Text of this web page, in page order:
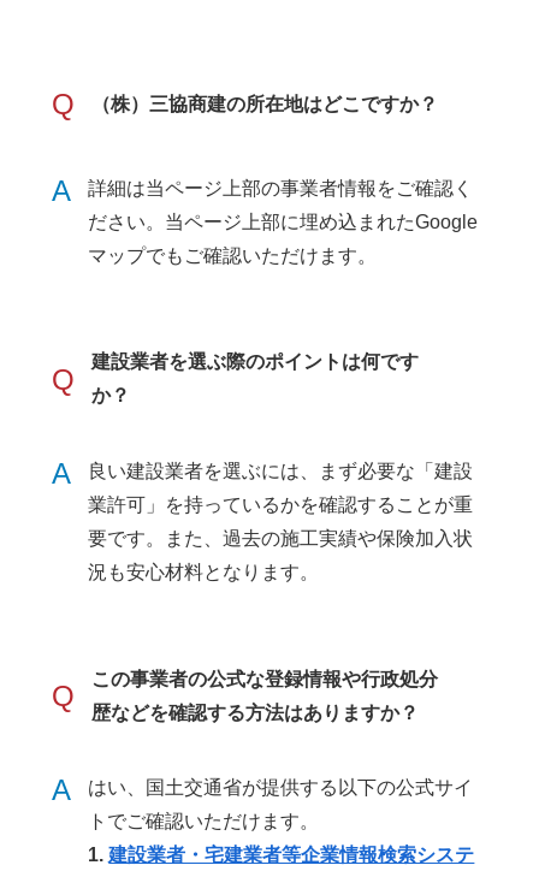
Q （株）三協商建の所在地はどこですか？
A
詳細は当ページ上部の事業者情報をご確認く
ださい。当ページ上部に埋め込まれたGoogle
マップでもご確認いただけます。
Q
建設業者を選ぶ際のポイントは何です
か？
A
良い建設業者を選ぶには、まず必要な「建設
業許可」を持っているかを確認することが重
要です。また、過去の施工実績や保険加入状
況も安心材料となります。
Q
この事業者の公式な登録情報や行政処分
歴などを確認する方法はありますか？
A
はい、国土交通省が提供する以下の公式サイ
トでご確認いただけます。
1.建設業者・宅建業者等企業情報検索システ